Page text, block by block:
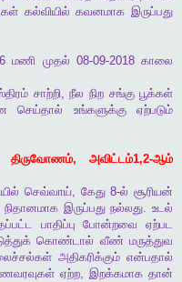
கல்வியில் கவனமாக இருப்பது
மணி முதல் 08-09-2018காலை
சாற்றி,நீல நிற சங்கு பூக்கள்
செய்தால் உங்களுக்கு
ஏற்படும்
திருவோணம், அவிட்டம்1,2-ஆம்
செவ்வாய், கேது8-ல் சூரியன்
நிதானமாக இருப்பது நல்லது.உடல்
பாதிப்பு போன்றவை
ஏற்பட
கொண்டால் வீண் மருத்துவ
அதிகரிக்கும் என்பதால்
ஏற்ற, இறக்கமாக தான்